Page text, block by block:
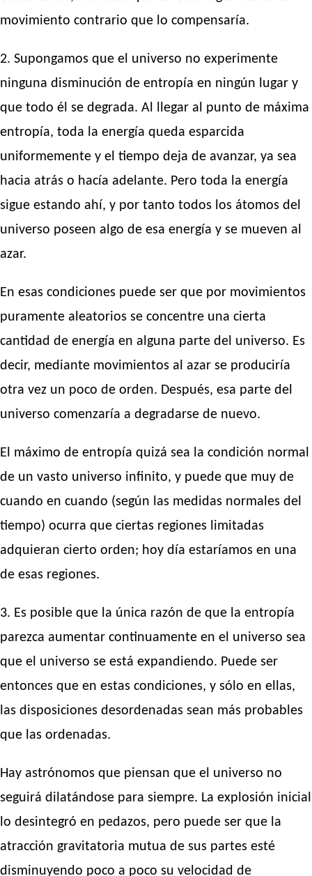
movimiento contrario que lo compensaría.
2. Supongamos que el universo no experimente
ninguna disminución de entropía en ningún lugar y
que todo él se degrada. Al llegar al punto de máxima
entropía, toda la energía queda esparcida
uniformemente y el tiempo deja de avanzar, ya sea
hacia atrás o hacía adelante. Pero toda la energía
sigue estando ahí, y por tanto todos los átomos del
universo poseen algo de esa energía y se mueven al
azar.
En esas condiciones puede ser que por movimientos
puramente aleatorios se concentre una cierta
cantidad de energía en alguna parte del universo. Es
decir, mediante movimientos al azar se produciría
otra vez un poco de orden. Después, esa parte del
universo comenzaría a degradarse de nuevo.
El máximo de entropía quizá sea la condición normal
de un vasto universo infinito, y puede que muy de
cuando en cuando (según las medidas normales del
tiempo) ocurra que ciertas regiones limitadas
adquieran cierto orden; hoy día estaríamos en una
de esas regiones.
3. Es posible que la única razón de que la entropía
parezca aumentar continuamente en el universo sea
que el universo se está expandiendo. Puede ser
entonces que en estas condiciones, y sólo en ellas,
las disposiciones desordenadas sean más probables
que las ordenadas.
Hay astrónomos que piensan que el universo no
seguirá dilatándose para siempre. La explosión inicial
lo desintegró en pedazos, pero puede ser que la
atracción gravitatoria mutua de sus partes esté
disminuyendo poco a poco su velocidad de